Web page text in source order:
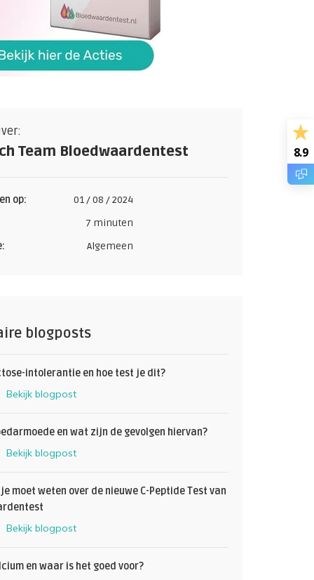
Team Bloedwaardentest
op:
01 / 08 / 2024
7 minuten
Algemeen
blogposts
intolerantie en hoe test je dit?
Bekijk blogpost
en wat zijn de gevolgen hiervan?
Bekijk blogpost
moet weten over de nieuwe C-Peptide Test van
Bekijk blogpost
en waar is het goed voor?
8.9